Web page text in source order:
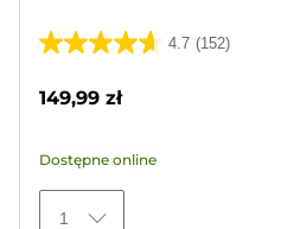
4.7 (152)
4.7
152
Recenzji
149,99 zł
Dostępne online
1